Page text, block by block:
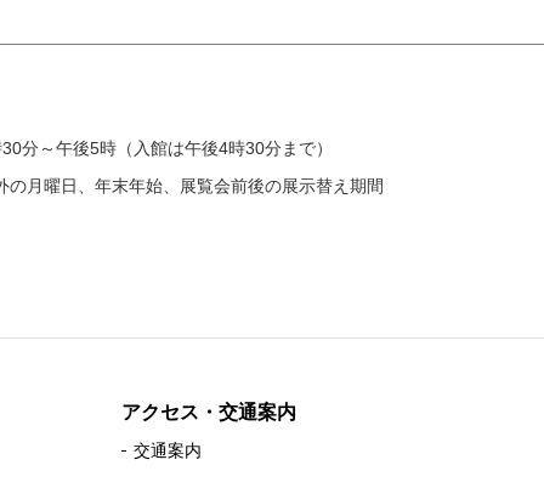
分～午後5時（入館は午後4時30分まで）
の月曜日、年末年始、展覧会前後の展示替え期間
アクセス・交通案内
交通案内